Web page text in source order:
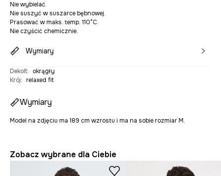
Nie wybielać.
Nie suszyć w suszarce bębnowej.
Prasować w maks. temp. 110°C.
Nie czyścić chemicznie.
Wymiary
Dekolt:
okrągły
Krój: relaxed fit
Wymiary
Model na zdjęciu ma 189 cm wzrostu i ma na sobie rozmiar M.
Zobacz wybrane dla Ciebie